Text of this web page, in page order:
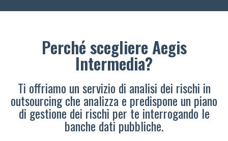
Perché scegliere Aegis
Intermedia?
Ti offriamo un servizio di analisi dei rischi in
outsourcing che analizza e predispone un piano
di gestione dei rischi per te interrogando le
banche dati pubbliche.